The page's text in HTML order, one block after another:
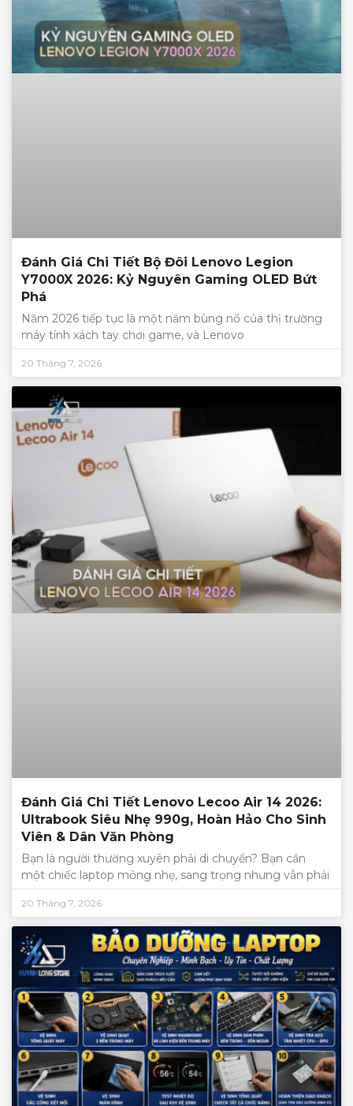
Đánh Giá Chi Tiết Bộ Đôi Lenovo Legion
Y7000X 2026: Kỷ Nguyên Gaming OLED Bứt
Phá
Năm 2026 tiếp tục là một năm bùng nổ của thị trường
máy tính xách tay chơi game, và Lenovo
20 Tháng 7, 2026
Đánh Giá Chi Tiết Lenovo Lecoo Air 14 2026:
Ultrabook Siêu Nhẹ 990g, Hoàn Hảo Cho Sinh
Viên & Dân Văn Phòng
Bạn là người thường xuyên phải di chuyển? Bạn cần
một chiếc laptop mỏng nhẹ, sang trọng nhưng vẫn phải
20 Tháng 7, 2026